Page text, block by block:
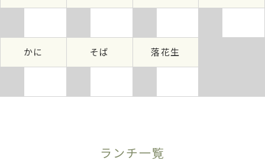
かに そば 落花生
ランチ一覧